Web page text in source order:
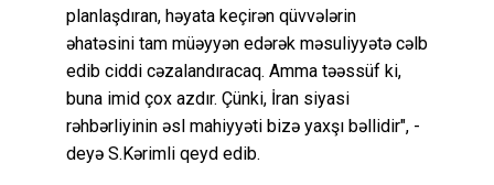
planlaşdıran, həyata keçirən qüvvələrin
əhatəsini tam müəyyən edərək məsuliyyətə cəlb
edib ciddi cəzalandıracaq. Amma təəssüf ki,
buna imid çox azdır. Çünki, İran siyasi
rəhbərliyinin əsl mahiyyəti bizə yaxşı bəllidir", -
deyə S.Kərimli qeyd edib.